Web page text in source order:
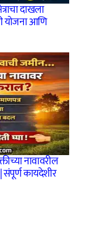
दाखला
योजना आणि
नावावरील
कायदेशीर